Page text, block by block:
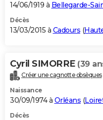
14/06/1919 à Bellegarde-
Décès
13/03/2015 à Cadours (
Cyril SIMORRE (39
Créer une cagnotte obsèques
Naissance
30/09/1974 à Orléans (
Décès